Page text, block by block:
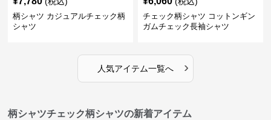
柄シャツ カジュアルチェック柄
シャツ
チェック柄シャツ コットンギン
ガムチェック長袖シャツ
人気アイテム一覧へ ›
柄シャツチェック柄シャツの新着アイテム